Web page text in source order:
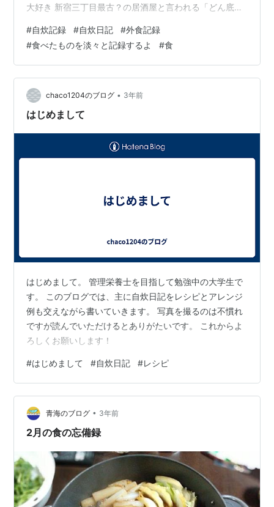
大好き 新宿三丁目最古？の居酒屋と言われる「どん底」
た 突き出しとタコぶつ ロシア風ピクルス マッシュルー
ムの鉄板焼 どん底のカクテル「どんカク」 山芋のバター
焼き ポテトサラダ ソーセージ盛り合わせ 店内のムード
満点、料理のお味も良かったです♪ www.donzoko.co.jp
残業で遅くなったある日、錦糸町「海鮮居酒屋○（ま
る）…
#自炊記録 #自炊日記 #外食記録
#食べたものを淡々と記録するよ #食
chaco1204のブログ • 3年前
はじめまして
はじめまして。 管理栄養士を目指して勉強中の大学生で
す。 このブログでは、主に自炊日記をレシピとアレンジ
例も交えながら書いていきます。 写真を撮るのは不慣れ
ですが読んでいただけるとありがたいです。 これからよ
ろしくお願いします！
#はじめまして #自炊日記 #レシピ
青海のブログ • 3年前
2月の食の忘備録